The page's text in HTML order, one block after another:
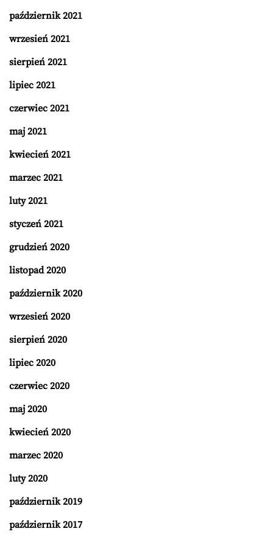
październik 2021
wrzesień 2021
sierpień 2021
lipiec 2021
czerwiec 2021
maj 2021
kwiecień 2021
marzec 2021
luty 2021
styczeń 2021
grudzień 2020
listopad 2020
październik 2020
wrzesień 2020
sierpień 2020
lipiec 2020
czerwiec 2020
maj 2020
kwiecień 2020
marzec 2020
luty 2020
październik 2019
październik 2017